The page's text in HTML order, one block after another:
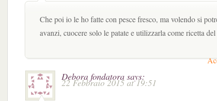
Che poi io le ho fatte con pesce fresco, ma volendo si
avanzi, cuocere solo le patate e utilizzarla come ricetta
Debora fondatora says:
22 Febbraio 2015 at 19:51